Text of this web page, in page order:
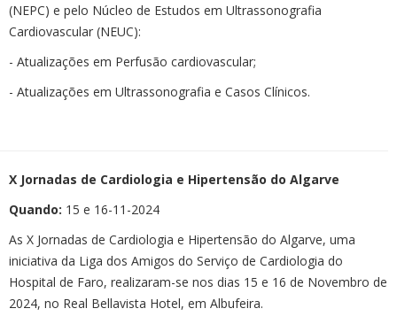
(NEPC) e pelo Núcleo de Estudos em Ultrassonografia
Cardiovascular (NEUC):
- Atualizações em Perfusão cardiovascular;
- Atualizações em Ultrassonografia e Casos Clínicos.
X Jornadas de Cardiologia e Hipertensão do Algarve
Quando: 15 e 16-11-2024
As X Jornadas de Cardiologia e Hipertensão do Algarve, uma
iniciativa da Liga dos Amigos do Serviço de Cardiologia do
Hospital de Faro, realizaram-se nos dias 15 e 16 de Novembro de
2024, no Real Bellavista Hotel, em Albufeira.